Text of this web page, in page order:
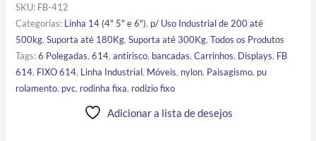
SKU: FB-412
Categorias: Linha 14 (4" 5" e 6"), p/ Uso Industrial de 200 até
500kg,Suporta até 180Kg,Suporta até 300Kg,Todos os Produtos
Tags:6 Polegadas,614,antirisco, bancadas,Carrinhos, Displays, FB
614, FIXO 614, Linha Industrial, Móveis, nylon, Paisagismo, pu
rolamento, pvc, rodinha fixa, rodízio fixo
Adicionar a lista de desejos